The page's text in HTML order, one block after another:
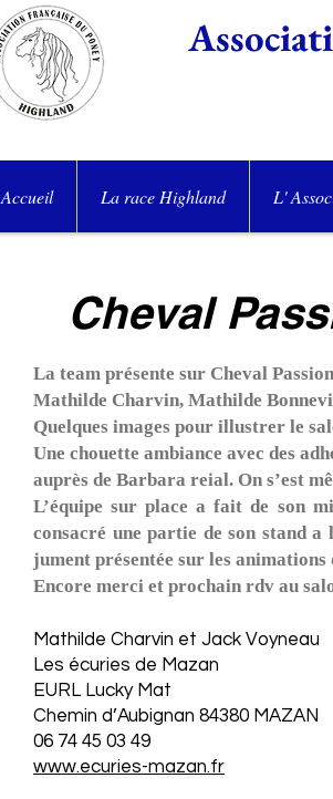
Accueil La race Highland L'
Cheval
La team présente sur Cheval
Mathilde Charvin, Mathilde
Quelques images pour illustrer le
Une chouette ambiance avec des
auprès de Barbara reial. On s’est
L’équipe sur place a fait de son
consacré une partie de son stand
jument présentée sur les
Encore merci et prochain rdv au
Mathilde Charvin et Jack Voyneau
Les écuries de Mazan
EURL Lucky Mat
Chemin d’Aubignan 84380 MAZAN
06 74 45 03 49
www.ecuries-mazan.fr